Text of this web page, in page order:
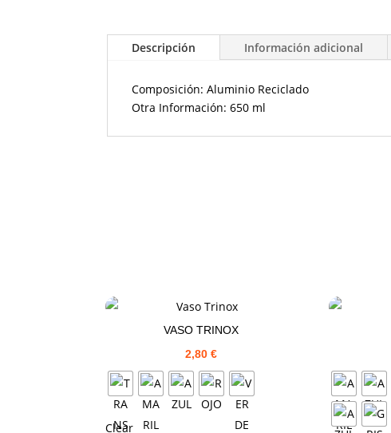
Descripción Información adicional
Composición: Aluminio Reciclado
Otra Información: 650 ml
VASO TRINOX
2,80 €
Clear